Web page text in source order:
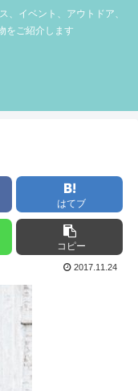
、イベント、アウトドア、
をご紹介します
はてブ
コピー
2017.11.24